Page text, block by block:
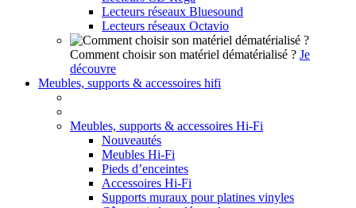
Lecteurs réseaux Bluesound
Lecteurs réseaux Octavio
Comment choisir son matériel dématérialisé ? Je
découvre
Meubles, supports & accessoires hifi
Meubles, supports & accessoires Hi-Fi
Nouveautés
Meubles Hi-Fi
Pieds d’enceintes
Accessoires Hi-Fi
Supports muraux pour platines vinyles